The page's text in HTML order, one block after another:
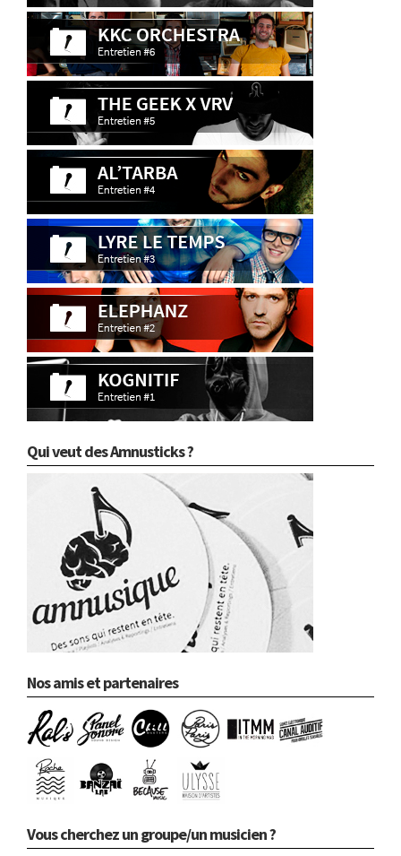
Qui veut des Amnusticks ?
Nos amis et partenaires
Vous cherchez un groupe/un musicien ?